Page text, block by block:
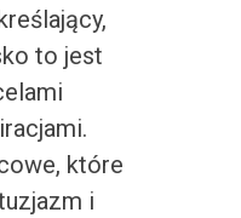
to jest
które
i